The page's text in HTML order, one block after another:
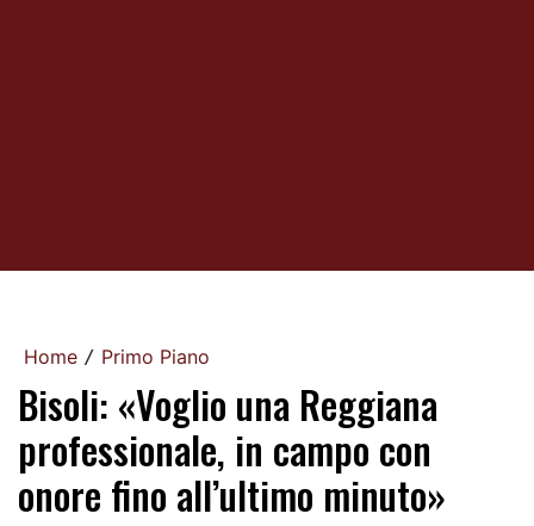
Home / Primo Piano
Bisoli: «Voglio una Reggiana
professionale, in campo con
onore fino all’ultimo minuto»